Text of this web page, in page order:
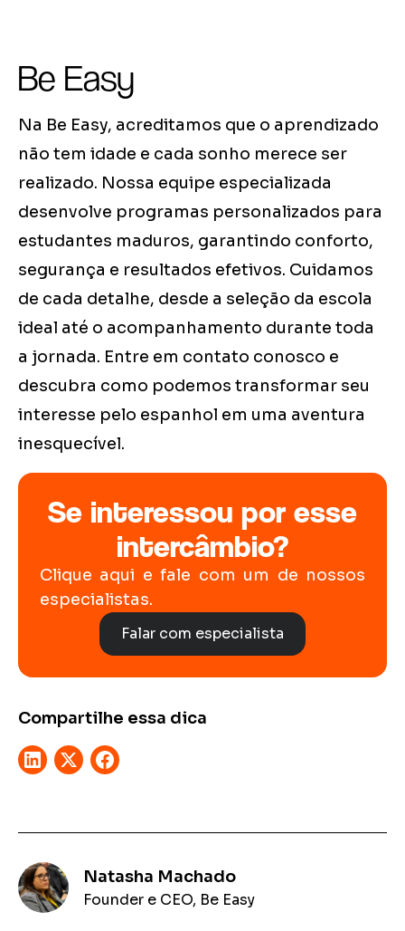
Be Easy
Na Be Easy, acreditamos que o aprendizado
não tem idade e cada sonho merece ser
realizado. Nossa equipe especializada
desenvolve programas personalizados para
estudantes maduros, garantindo conforto,
segurança e resultados efetivos. Cuidamos
de cada detalhe, desde a seleção da escola
ideal até o acompanhamento durante toda
a jornada. Entre em contato conosco e
descubra como podemos transformar seu
interesse pelo espanhol em uma aventura
inesquecível.
Se interessou por esse
intercâmbio?
Clique aqui e fale com um de nossos
especialistas.
Falar com especialista
Compartilhe essa dica
Natasha Machado
Founder e CEO, Be Easy